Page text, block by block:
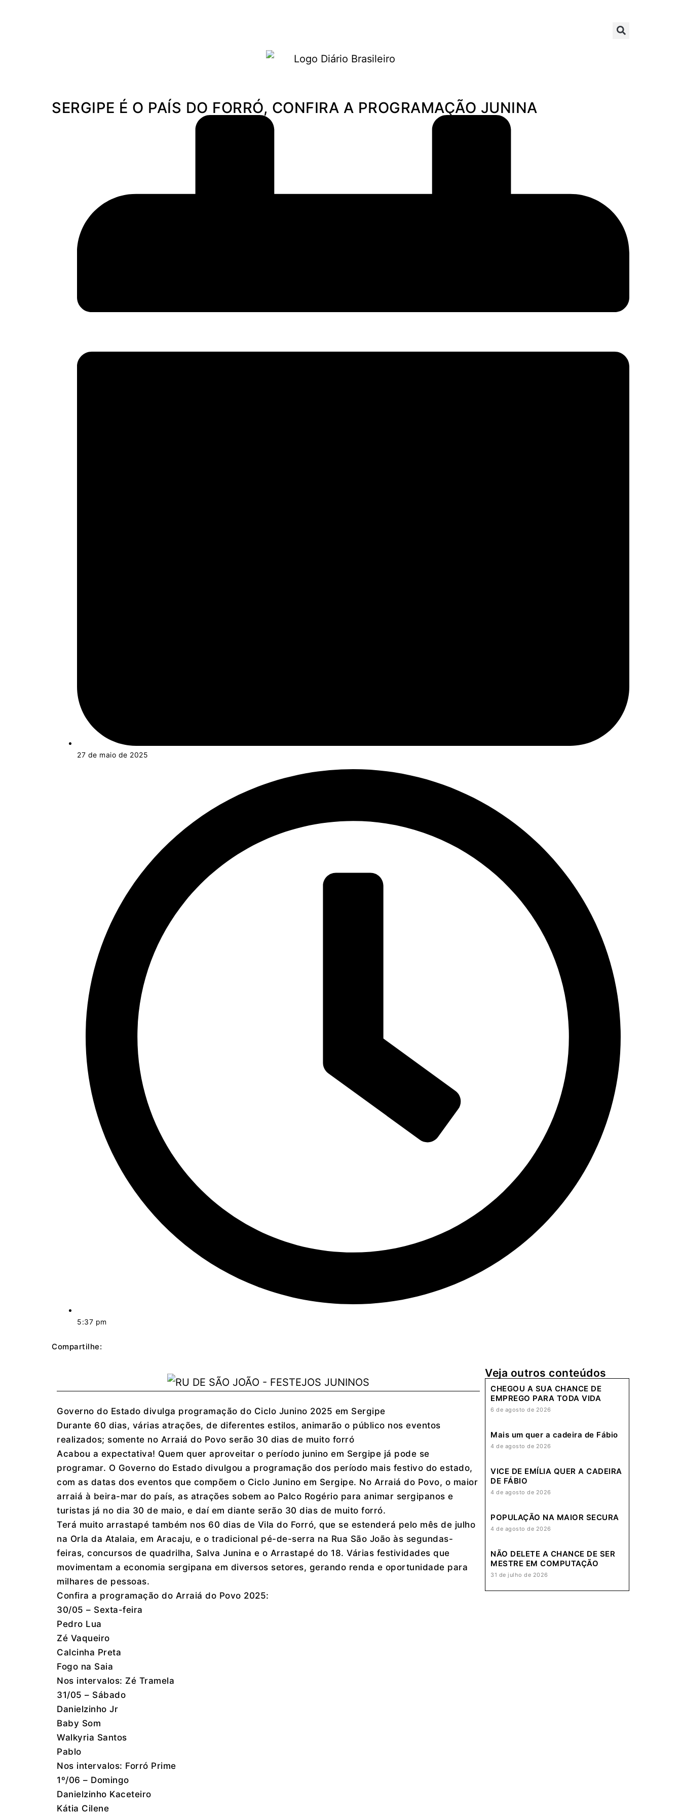
SERGIPE É O PAÍS DO FORRÓ, CONFIRA A PROGRAMAÇÃO JUNINA
27 de maio de 2025
5:37 pm
Compartilhe:
Governo do Estado divulga programação do Ciclo Junino 2025 em Sergipe
Durante 60 dias, várias atrações, de diferentes estilos, animarão o público nos eventos
realizados; somente no Arraiá do Povo serão 30 dias de muito forró
Acabou a expectativa! Quem quer aproveitar o período junino em Sergipe já pode se
programar. O Governo do Estado divulgou a programação dos período mais festivo do estado,
com as datas dos eventos que compõem o Ciclo Junino em Sergipe. No Arraiá do Povo, o maior
arraiá à beira-mar do país, as atrações sobem ao Palco Rogério para animar sergipanos e
turistas já no dia 30 de maio, e daí em diante serão 30 dias de muito forró.
Terá muito arrastapé também nos 60 dias de Vila do Forró, que se estenderá pelo mês de julho
na Orla da Atalaia, em Aracaju, e o tradicional pé-de-serra na Rua São João às segundas-
feiras, concursos de quadrilha, Salva Junina e o Arrastapé do 18. Várias festividades que
movimentam a economia sergipana em diversos setores, gerando renda e oportunidade para
milhares de pessoas.
Confira a programação do Arraiá do Povo 2025:
30/05 – Sexta-feira
Pedro Lua
Zé Vaqueiro
Calcinha Preta
Fogo na Saia
Nos intervalos: Zé Tramela
31/05 – Sábado
Danielzinho Jr
Baby Som
Walkyria Santos
Pablo
Nos intervalos: Forró Prime
1º/06 – Domingo
Danielzinho Kaceteiro
Kátia Cilene
Veja outros conteúdos
CHEGOU A SUA CHANCE DE
EMPREGO PARA TODA VIDA
6 de agosto de 2026
Mais um quer a cadeira de Fábio
4 de agosto de 2026
VICE DE EMÍLIA QUER A CADEIRA
DE FÁBIO
4 de agosto de 2026
POPULAÇÃO NA MAIOR SECURA
4 de agosto de 2026
NÃO DELETE A CHANCE DE SER
MESTRE EM COMPUTAÇÃO
31 de julho de 2026